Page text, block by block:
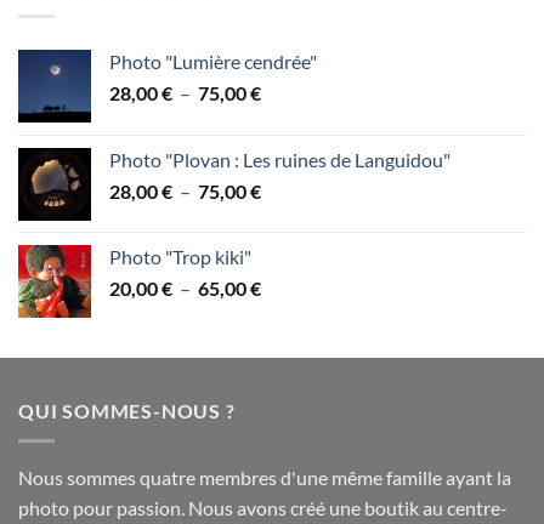
Photo "Lumière cendrée"
28,00€ – 75,00€Plage
28,00 €
à
Photo "Plovan : Les ruines de Languidou"
28,00€ – 75,00€Plage
à
Photo "Trop kiki"
20,00€ – 65,00€Plage
20,00 €
QUI SOMMES-NOUS ?
Nous sommes quatre membres d'une même famille ayant la
photo pour passion. Nous avons créé une boutik au centre-